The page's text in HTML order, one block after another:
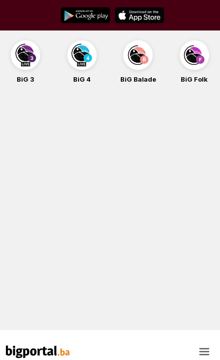
content
BiG 3 BiG 4 BiG Balade BiG Folk